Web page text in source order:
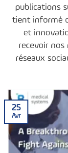
publications
tient informé
et
recevoir nos
réseaux
25
Avr